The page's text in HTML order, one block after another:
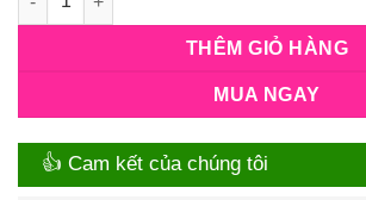
THÊM GIỎ HÀNG
MUA NGAY
👍 Cam kết của chúng tôi